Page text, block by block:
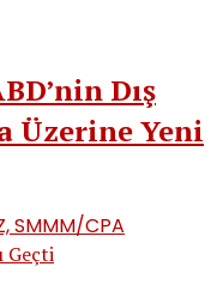
Dış
Üzerine Yeni
SMMM/CPA